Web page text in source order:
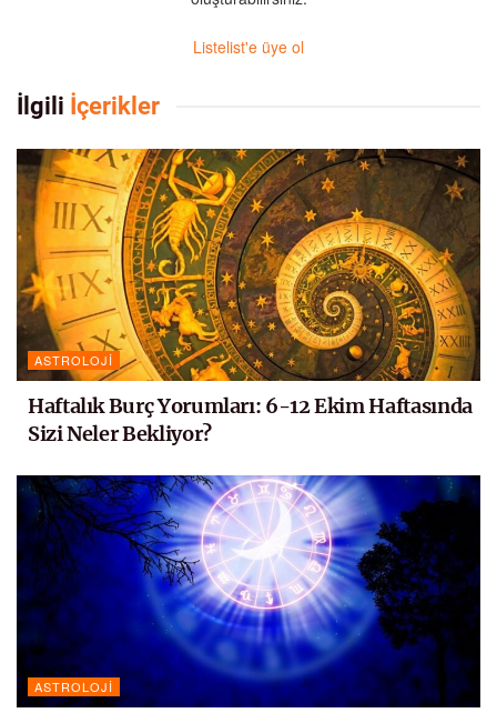
Listelist'e üye ol
İlgili İçerikler
ASTROLOJI
Haftalık Burç Yorumları: 6-12 Ekim Haftasında
Sizi Neler Bekliyor?
ASTROLOJI